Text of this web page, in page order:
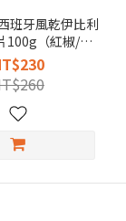
班牙風乾伊比利
100g（紅椒/原
味）